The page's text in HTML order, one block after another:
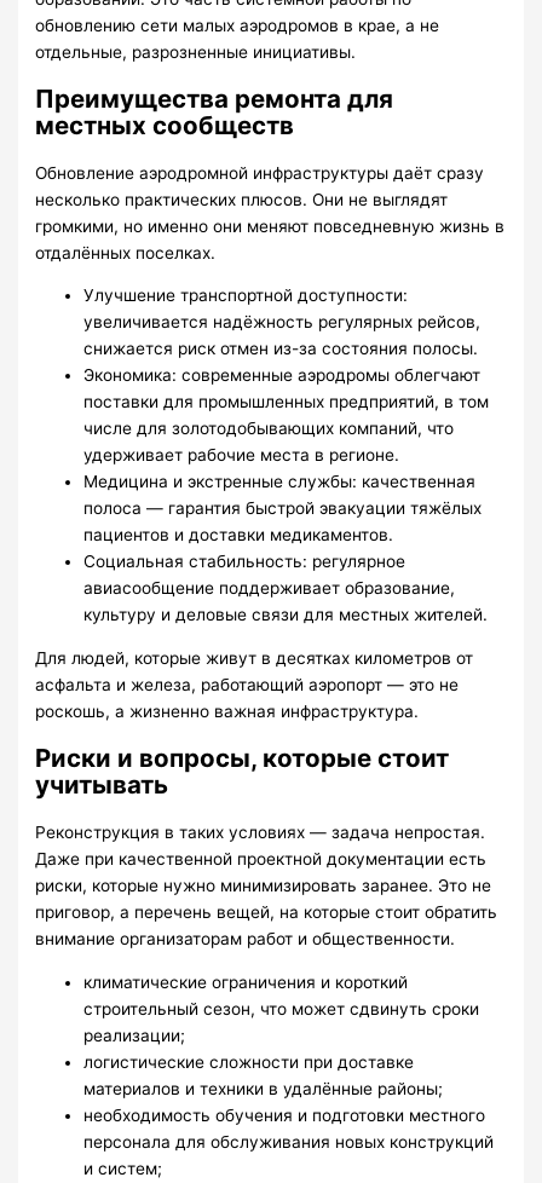
обновлению сети малых аэродромов в крае, а не
отдельные, разрозненные инициативы.
Преимущества ремонта для
местных сообществ
Обновление аэродромной инфраструктуры даёт сразу
несколько практических плюсов. Они не выглядят
громкими, но именно они меняют повседневную жизнь в
отдалённых поселках.
Улучшение транспортной доступности:
увеличивается надёжность регулярных рейсов,
снижается риск отмен из-за состояния полосы.
Экономика: современные аэродромы облегчают
поставки для промышленных предприятий, в том
числе для золотодобывающих компаний, что
удерживает рабочие места в регионе.
Медицина и экстренные службы: качественная
полоса — гарантия быстрой эвакуации тяжёлых
пациентов и доставки медикаментов.
Социальная стабильность: регулярное
авиасообщение поддерживает образование,
культуру и деловые связи для местных жителей.
Для людей, которые живут в десятках километров от
асфальта и железа, работающий аэропорт — это не
роскошь, а жизненно важная инфраструктура.
Риски и вопросы, которые стоит
учитывать
Реконструкция в таких условиях — задача непростая.
Даже при качественной проектной документации есть
риски, которые нужно минимизировать заранее. Это не
приговор, а перечень вещей, на которые стоит обратить
внимание организаторам работ и общественности.
климатические ограничения и короткий
строительный сезон, что может сдвинуть сроки
реализации;
логистические сложности при доставке
материалов и техники в удалённые районы;
необходимость обучения и подготовки местного
персонала для обслуживания новых конструкций
и систем;